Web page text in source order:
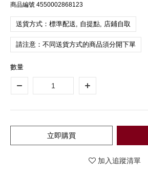
商品編號 4550002868123
送貨方式：標準配送, 自提點, 店鋪自取
請注意：不同送貨方式的商品須分開下單
數量
立即購買
加入追蹤清單